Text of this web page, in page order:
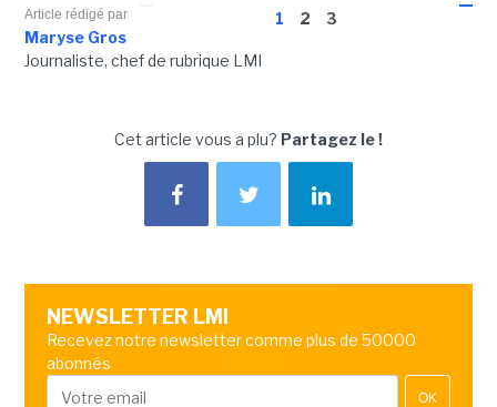
1 2 3
Article rédigé par
Maryse Gros
Journaliste, chef de rubrique LMI
Cet article vous a plu? Partagez le !
NEWSLETTER LMI
Recevez notre newsletter comme plus de 50000
abonnés
OK